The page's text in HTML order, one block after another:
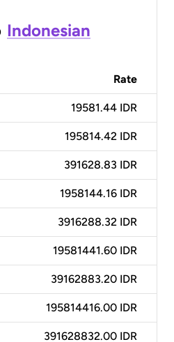
Indonesian
Rate
19581.44 IDR
195814.42 IDR
391628.83 IDR
1958144.16 IDR
3916288.32 IDR
19581441.60 IDR
39162883.20 IDR
195814416.00 IDR
391628832.00 IDR